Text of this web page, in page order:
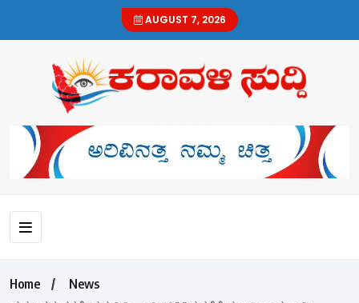
AUGUST 7, 2026
Home
News